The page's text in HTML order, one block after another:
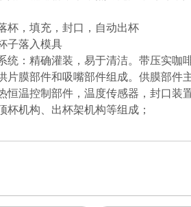
杯，填充，封口，自动出杯
子落入模具
统：精确灌装，易于清洁。带压实咖啡
片膜部件和吸嘴部件组成。供膜部
恒温控制部件，温度传感器，封口
杯机构、出杯架机构等组成；